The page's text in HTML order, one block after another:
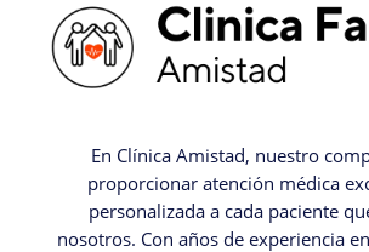
En Clínica Amistad, nuestro
proporcionar atención médica
personalizada a cada paciente
nosotros. Con años de experiencia